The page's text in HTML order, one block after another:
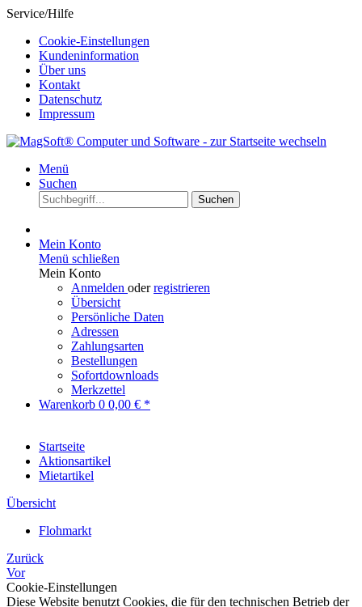
Service/Hilfe
Cookie-Einstellungen
Kundeninformation
Über uns
Kontakt
Datenschutz
Impressum
Menü
Suchen
Suchen
Mein Konto
Menü schließen
Mein Konto
Anmelden oderregistrieren
Übersicht
Persönliche Daten
Adressen
Zahlungsarten
Bestellungen
Sofortdownloads
Merkzettel
Warenkorb 0 0,00 € *
Startseite
Aktionsartikel
Mietartikel
Übersicht
Flohmarkt
Zurück
Vor
Cookie-Einstellungen
Diese Website benutzt Cookies, die für den technischen Betrieb der